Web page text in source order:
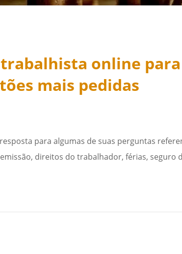
online
mais pedidas
para algumas de suas perguntas
direitos do trabalhador, férias, seguro